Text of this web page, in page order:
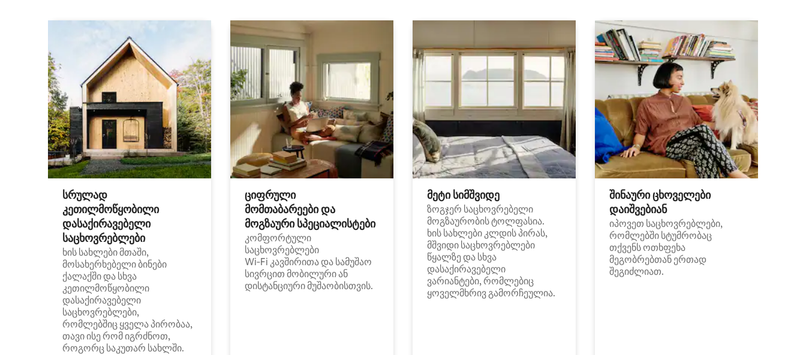
სრულად
კეთილმოწყობილი
დასაქირავებელი
საცხოვრებლები
ხის სახლები მთაში,
მოსახერხებელი ბინები
ქალაქში და სხვა
კეთილმოწყობილი
დასაქირავებელი
საცხოვრებლები,
რომლებშიც ყველა პირობაა,
თავი ისე რომ იგრძნოთ,
როგორც საკუთარ სახლში.
ციფრული
მომთაბარეები და
მოგზაური სპეციალისტები
კომფორტული
საცხოვრებლები
Wi‑Fi კავშირითა და სამუშაო
სივრცით მობილური ან
დისტანციური მუშაობისთვის.
მეტი სიმშვიდე
ზოგჯერ საცხოვრებელი
მოგზაურობის ტოლფასია.
ხის სახლები კლდის პირას,
მშვიდი საცხოვრებლები
წყალზე და სხვა
დასაქირავებელი
ვარიანტები, რომლებიც
ყოველმხრივ გამორჩეულია.
შინაური ცხოველები
დაიშვებიან
იპოვეთ საცხოვრებლები,
რომლებში სტუმრობაც
თქვენს ოთხფეხა
მეგობრებთან ერთად
შეგიძლიათ.